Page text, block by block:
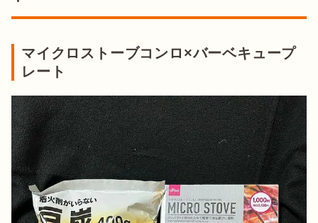
マイクロストーブコンロ×バーベキュープ
レート